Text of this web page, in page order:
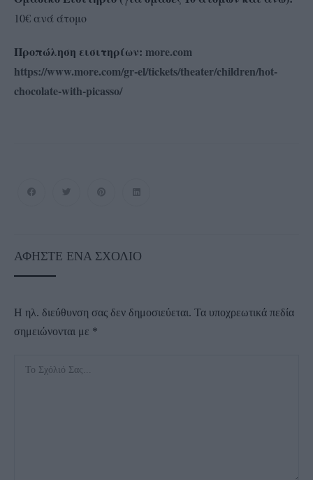
10€ ανά άτομο
Προπώληση εισιτηρίων: more.com
https://www.more.com/gr-el/tickets/theater/children/hot-
chocolate-with-picasso/
ΑΦΉΣΤΕ ΈΝΑ ΣΧΌΛΙΟ
Η ηλ. διεύθυνση σας δεν δημοσιεύεται. Τα υποχρεωτικά πεδία
σημειώνονται με *